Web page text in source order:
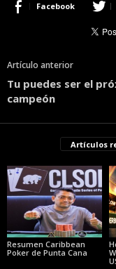
Facebook
Artículo anterior
Tu puedes ser el
campeón
Artículos
Resumen Caribbean
Poker de Punta Cana